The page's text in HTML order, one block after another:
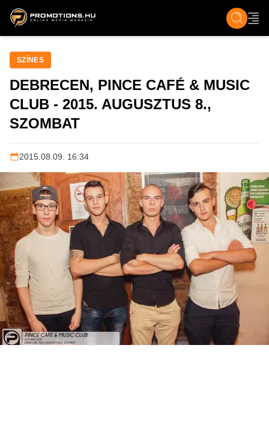
ZENE, FILM & KULT ÉLET TECH &
SZÍNES
DEBRECEN, PINCE CAFÉ & MUSIC
CLUB - 2015. AUGUSZTUS 8.,
SZOMBAT
2015.08.09. 16:34